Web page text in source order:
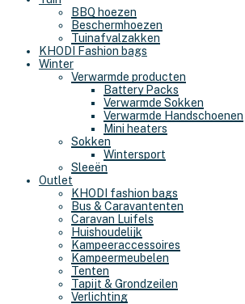
BBQ hoezen
Beschermhoezen
Tuinafvalzakken
KHODI Fashion bags
Winter
Verwarmde producten
Battery Packs
Verwarmde Sokken
Verwarmde Handschoenen
Mini heaters
Sokken
Wintersport
Sleeën
Outlet
KHODI fashion bags
Bus & Caravantenten
Caravan Luifels
Huishoudelijk
Kampeeraccessoires
Kampeermeubelen
Tenten
Tapijt & Grondzeilen
Verlichting